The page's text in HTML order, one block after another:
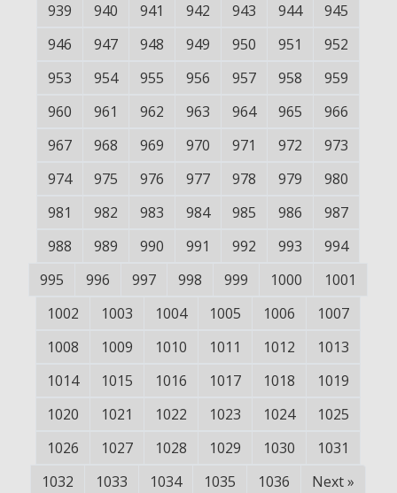
939
940 941 942 943 944
945
946
947 948 949 950 951
952
953
954 955 956 957 958
959
960
961 962 963 964 965
966
967
968 969 970 971 972
973
974
975 976 977 978 979
980
981
982 983 984 985 986
987
988
989 990 991 992 993
994
995
996 997 998 999 1000
1001
1002
1003 1004 1005 1006
1007
1008
1009 1010 1011 1012
1013
1014
1015 1016 1017 1018
1019
1020
1021 1022 1023 1024
1025
1026
1027 1028 1029 1030
1031
1032
1033 1034 1035 1036 Next»